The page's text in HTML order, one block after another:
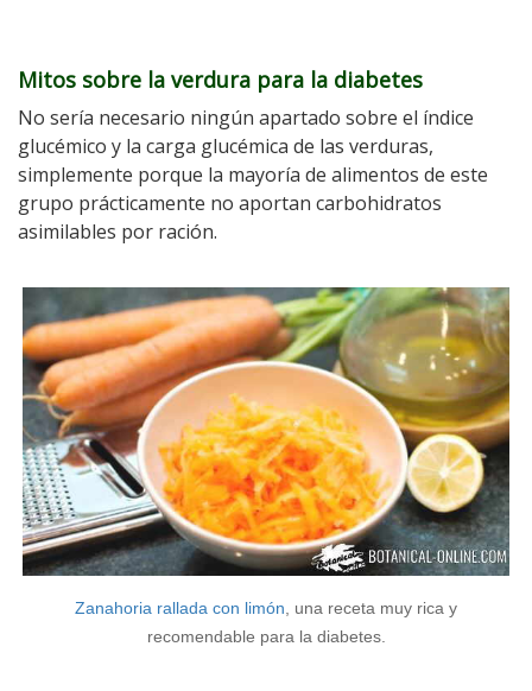
Mitos sobre la verdura para la diabetes
No sería necesario ningún apartado sobre el índice
glucémico y la carga glucémica de las verduras,
simplemente porque la mayoría de alimentos de este
grupo prácticamente no aportan carbohidratos
asimilables por ración.
Zanahoria rallada con limón , una receta muy rica y
recomendable para la diabetes.